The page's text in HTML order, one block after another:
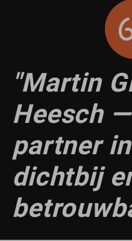
"Martin
Heesch
partner
dichtbij